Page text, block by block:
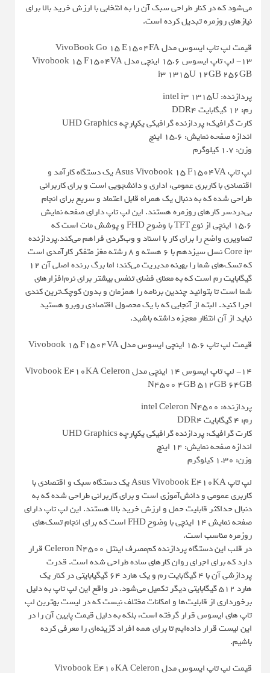
می‌شود که در کنار طراحی سبک آن را به انتخابی با ارزش خرید بالا برای
نیازهای روزمره تبدیل کرده است.
قیمت لپ تاپ ایسوس مدل VivoBook Go 15 E1504FA
13- لپ تاپ ایسوس 15.6 اینچی مدل Vivobook 15 F1504VA
i3 1315U 12GB 256GB
پردازنده: intel i3 1315U
رم: 12 گیگابایت DDR4
کارت گرافیک: پردازنده گرافیکی یکپارچه UHD Graphics
اندازه صفحه نمایش: 15.6 اینچ
وزن: 1.7 کیلوگرم
لپ تاپ Asus Vivobook 15 F1504VA یک دستگاه کارآمد و
اقتصادی با کاربری عمومی، اداری و دانشجویی است و برای کاربرانی
طراحی شده که به دنبال یک همراه قابل اعتماد و سریع برای انجام
بی‌دردسر کارهای روزمره هستند. این لپ تاپ دارای صفحه نمایش
15.6 اینچی از نوع TFT با وضوح FHD و پوشش مات است که
تصاویری واضح را برای کار با اسناد و وب‌گردی فراهم می‌کند.پردازنده
Core i3 نسل سیزدهم با 6 هسته و 8 رشته مغز متفکر کارآمدی است
که تسک‌های شما را بهینه مدیریت می‌کند؛ اما برگ برنده اصلی آن 12
گیگابایت رم است که به معنای فضای تنفس بیشتر برای نرم‌افزارهای
شما است تا بتوانید چندین برنامه را همزمان و بدون کوچک‌ترین کندی
اجرا کنید. البته از آنجایی که با یک محصول اقتصادی روبرو هستید
نباید از آن انتظار معجزه داشته باشید.
قیمت لپ تاپ 15.6 اینچی ایسوس مدل Vivobook 15 F1504VA
14- لپ تاپ ایسوس 14 اینچی مدل Vivobook E410KA Celeron
N4500 4GB 512GB 64GB
پردازنده: intel Celeron N4500
رم: 4 گیگابایت DDR4
کارت گرافیک: پردازنده گرافیکی یکپارچه UHD Graphics
اندازه صفحه نمایش: 14 اینچ
وزن: 1.30 کیلوگرم
لپ تاپ Asus Vivobook E410KA یک دستگاه سبک و اقتصادی با
کاربری عمومی و دانش‌آموزی است و برای کاربرانی طراحی شده که به
دنبال حداکثر قابلیت حمل و ارزش خرید بالا هستند. این لپ تاپ دارای
صفحه نمایش 14 اینچی با وضوح FHD است که برای انجام تسک‌های
روزمره مناسب است.
در قلب این دستگاه پردازنده کم‌مصرف اینتل Celeron N4500 قرار
دارد که برای اجرای روان کارهای ساده طراحی شده است. قدرت
پردازشی آن با 4 گیگابایت رم و یک هارد 64 گیگیابایتی در کنار یک
هارد 512 گیگابایتی دیگر تکمیل می‌شود. در واقع این لپ تاپ به دلیل
برخورداری از قابلیت‌ها و امکانات مختلف نیست که در لیست بهترین لپ
تاپ های ایسوس قرار گرفته است، بلکه به دلیل قیمت پایین آن را در
این لیست قرار داده‌ایم تا برای همه افراد گزینه‌ای را معرفی کرده
باشیم.
قیمت لپ تاپ ایسوس مدل Vivobook E410KA Celeron